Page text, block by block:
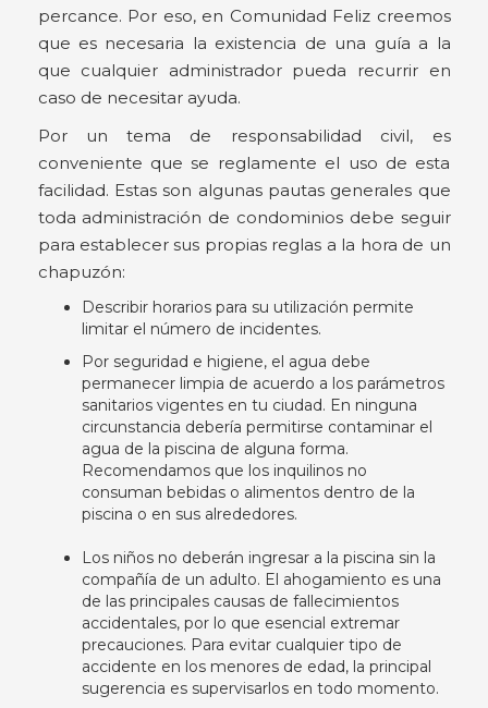
percance. Por eso, en Comunidad Feliz creemos
que es necesaria la existencia de una guía a la
que cualquier administrador pueda recurrir en
caso de necesitar ayuda.
Por un tema de responsabilidad civil, es
conveniente que se reglamente el uso de esta
facilidad. Estas son algunas pautas generales que
toda administración de condominios debe seguir
para establecer sus propias reglas a la hora de un
chapuzón:
Describir horarios para su utilización permite
limitar el número de incidentes.
Por seguridad e higiene, el agua debe
permanecer limpia de acuerdo a los parámetros
sanitarios vigentes en tu ciudad. En ninguna
circunstancia debería permitirse contaminar el
agua de la piscina de alguna forma.
Recomendamos que los inquilinos no
consuman bebidas o alimentos dentro de la
piscina o en sus alrededores.
Los niños no deberán ingresar a la piscina sin la
compañía de un adulto. El ahogamiento es una
de las principales causas de fallecimientos
accidentales, por lo que esencial extremar
precauciones. Para evitar cualquier tipo de
accidente en los menores de edad, la principal
sugerencia es supervisarlos en todo momento.